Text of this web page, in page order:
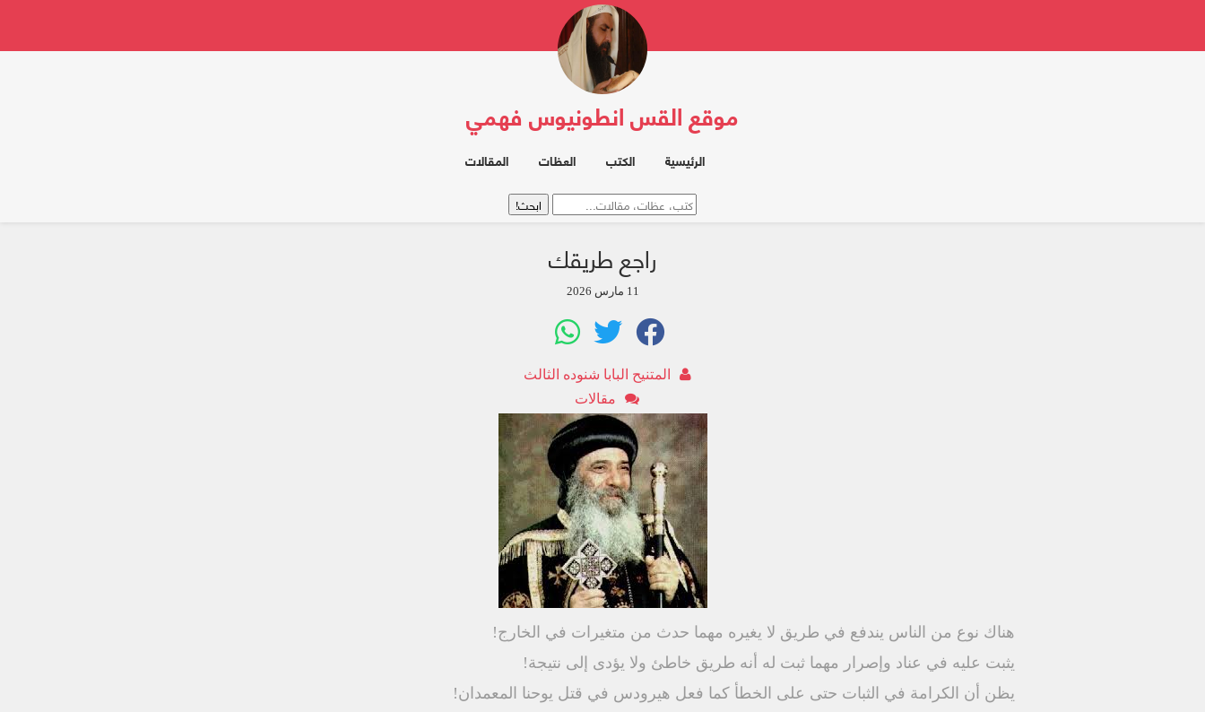
موقع القس انطونيوس فهمي
الرئيسية الكتب العظات المقالات
راجع طريقك
11 مارس 2026
المتنيح البابا شنوده الثالث
مقالات
هناك نوع من الناس يندفع في طريق لا يغيره مهما حدث من متغيرات في الخارج!
يثبت عليه في عناد وإصرار مهما ثبت له أنه طريق خاطئ ولا يؤدى إلى نتيجة!
يظن أن الكرامة في الثبات حتى على الخطأ كما فعل هيرودس في قتل يوحنا المعمدان!